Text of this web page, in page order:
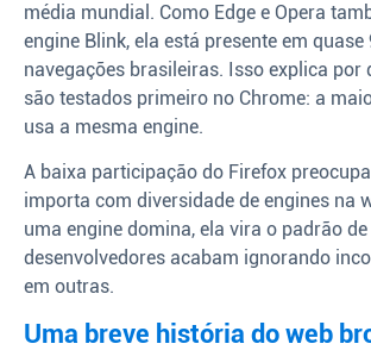
média mundial. Como Edge e Opera
engine Blink, ela está presente em quase
navegações brasileiras. Isso explica por
são testados primeiro no Chrome: a
usa a mesma engine.
A baixa participação do Firefox
importa com diversidade de engines na
uma engine domina, ela vira o padrão de
desenvolvedores acabam ignorando
em outras.
Uma breve história do web